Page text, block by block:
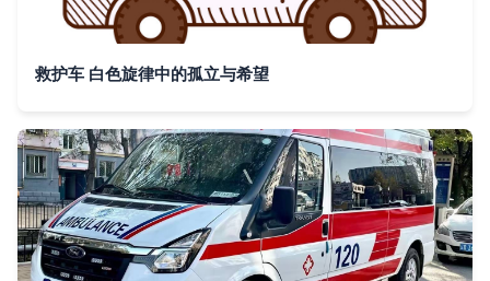
救护车 白色旋律中的孤立与希望